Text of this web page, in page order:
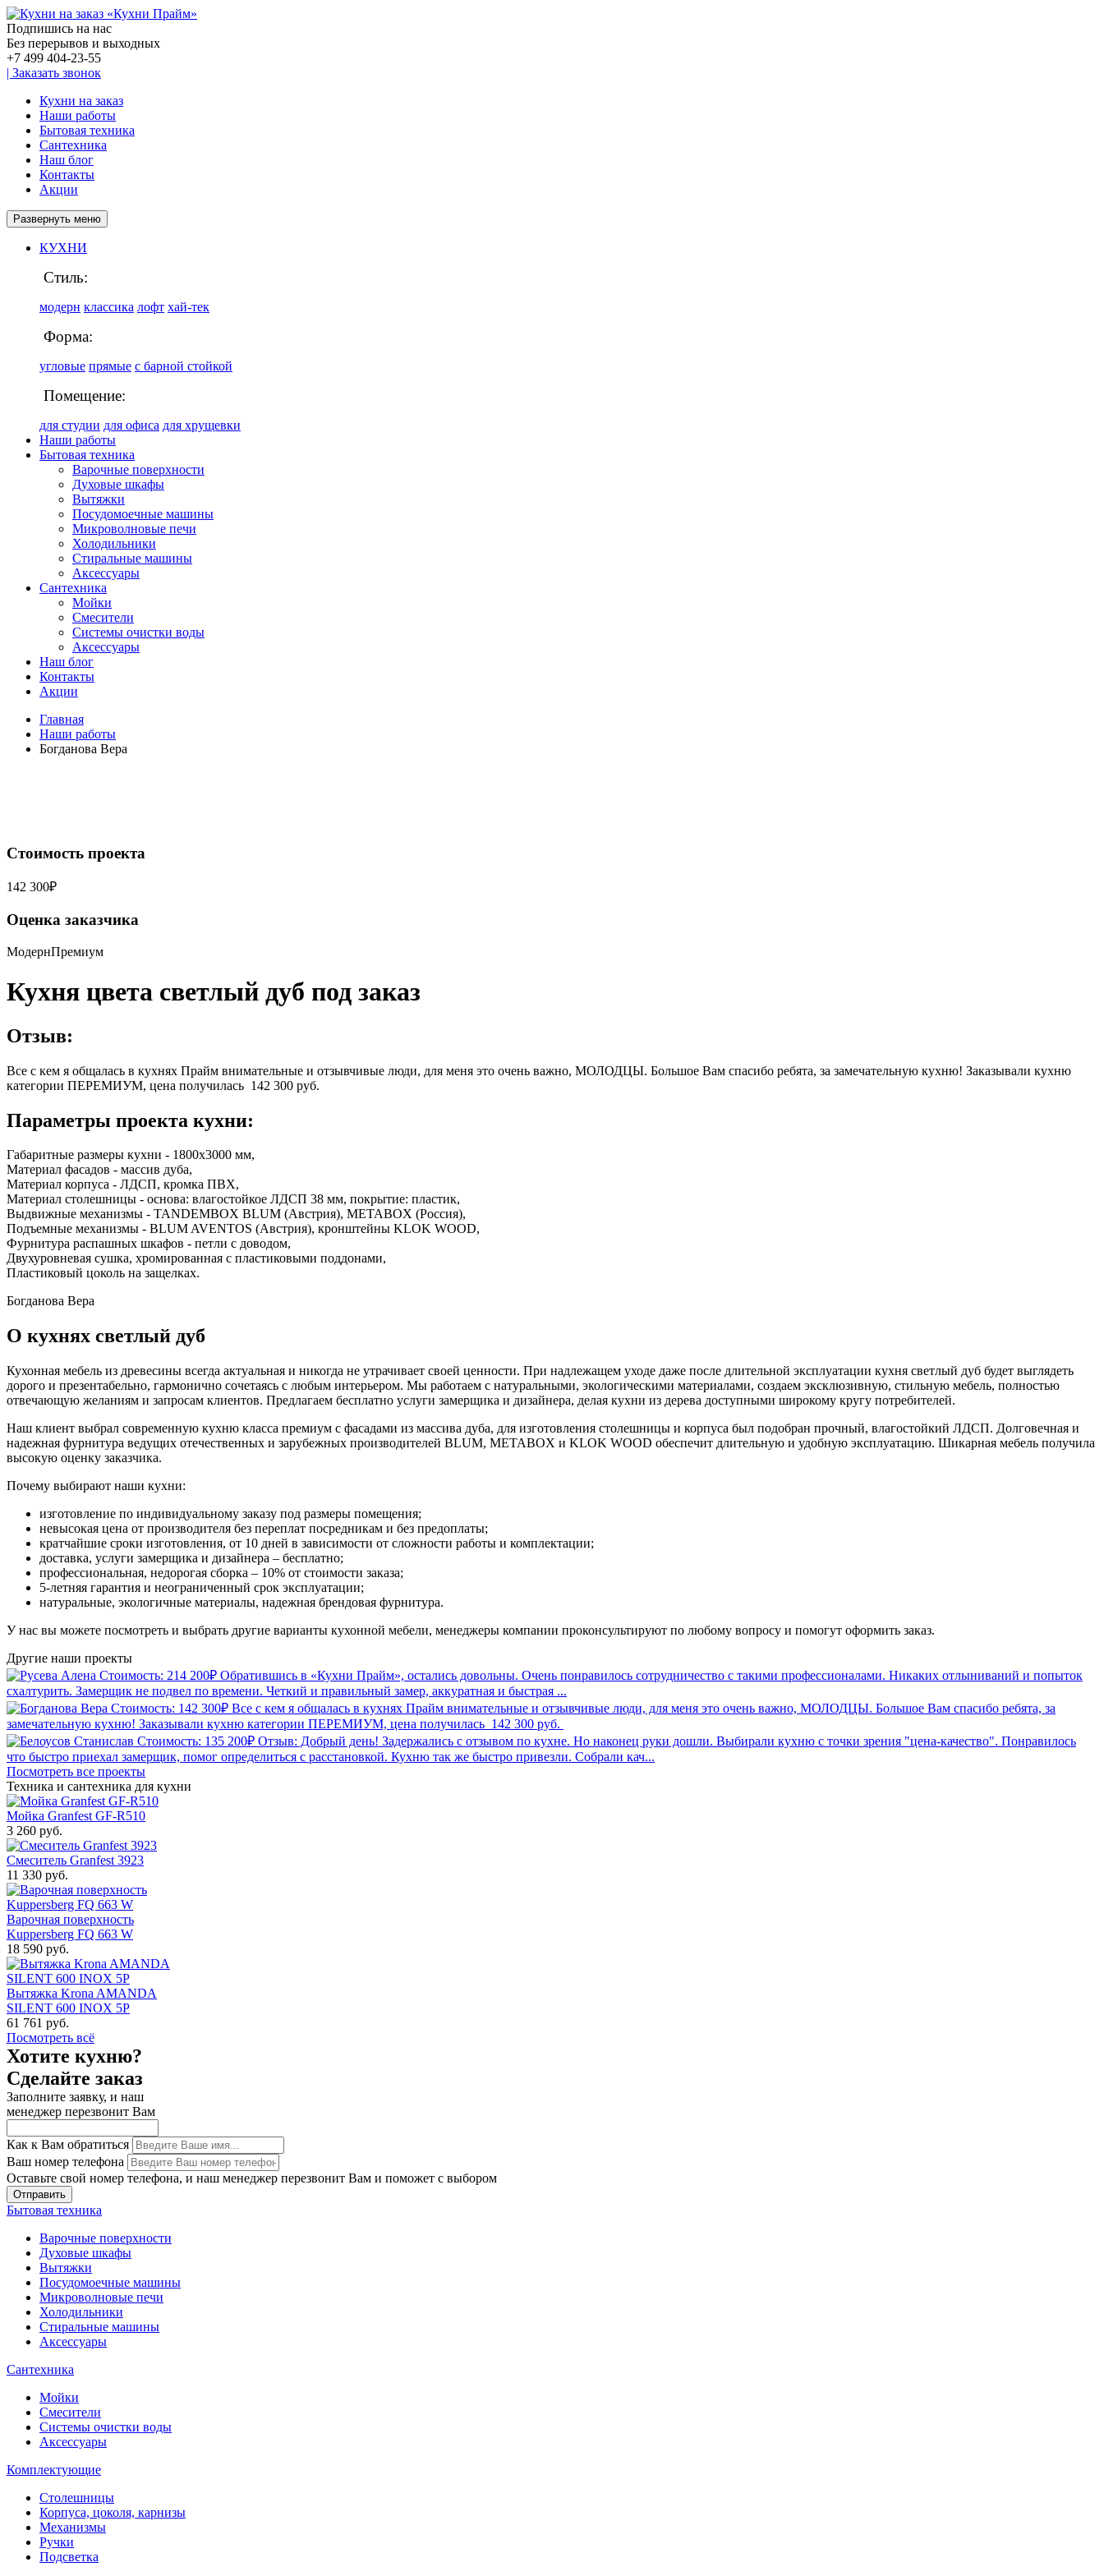
Подпишись на нас
Без перерывов и выходных
+7 499 404-23-55
| Заказать звонок
Кухни на заказ
Наши работы
Бытовая техника
Сантехника
Наш блог
Контакты
Акции
Развернуть меню
КУХНИ
Стиль:
модерн классика лофт хай-тек
Форма:
угловые прямые с барной стойкой
Помещение:
для студии для офиса для хрущевки
Наши работы
Бытовая техника
Варочные поверхности
Духовые шкафы
Вытяжки
Посудомоечные машины
Микроволновые печи
Холодильники
Стиральные машины
Аксессуары
Сантехника
Мойки
Смесители
Системы очистки воды
Аксессуары
Наш блог
Контакты
Акции
Главная
Наши работы
Богданова Вера
Стоимость проекта
142 300₽
Оценка заказчика
МодернПремиум
Кухня цвета светлый дуб под заказ
Отзыв:
Все с кем я общалась в кухнях Прайм внимательные и отзывчивые люди, для меня это очень важно, МОЛОДЦЫ. Большое Вам спасибо ребята, за замечательную кухню! Заказывали кухню
категории ПЕРЕМИУМ, цена получилась 142 300 руб.
Параметры проекта кухни:
Габаритные размеры кухни - 1800х3000 мм,
Материал фасадов - массив дуба,
Материал корпуса - ЛДСП, кромка ПВХ,
Материал столешницы - основа: влагостойкое ЛДСП 38 мм, покрытие: пластик,
Выдвижные механизмы - TANDEMBOX BLUM (Австрия), METABOX (Россия),
Подъемные механизмы - BLUM AVENTOS (Австрия), кронштейны KLOK WOOD,
Фурнитура распашных шкафов - петли с доводом,
Двухуровневая сушка, хромированная с пластиковыми поддонами,
Пластиковый цоколь на защелках.
Богданова Вера
О кухнях светлый дуб
Кухонная мебель из древесины всегда актуальная и никогда не утрачивает своей ценности. При надлежащем уходе даже после длительной эксплуатации кухня светлый дуб будет выглядеть
дорого и презентабельно, гармонично сочетаясь с любым интерьером. Мы работаем с натуральными, экологическими материалами, создаем эксклюзивную, стильную мебель, полностью
отвечающую желаниям и запросам клиентов. Предлагаем бесплатно услуги замерщика и дизайнера, делая кухни из дерева доступными широкому кругу потребителей.
Наш клиент выбрал современную кухню класса премиум с фасадами из массива дуба, для изготовления столешницы и корпуса был подобран прочный, влагостойкий ЛДСП. Долговечная и
надежная фурнитура ведущих отечественных и зарубежных производителей BLUM, METABOX и KLOK WOOD обеспечит длительную и удобную эксплуатацию. Шикарная мебель получила
высокую оценку заказчика.
Почему выбирают наши кухни:
изготовление по индивидуальному заказу под размеры помещения;
невысокая цена от производителя без переплат посредникам и без предоплаты;
кратчайшие сроки изготовления, от 10 дней в зависимости от сложности работы и комплектации;
доставка, услуги замерщика и дизайнера – бесплатно;
профессиональная, недорогая сборка – 10% от стоимости заказа;
5-летняя гарантия и неограниченный срок эксплуатации;
натуральные, экологичные материалы, надежная брендовая фурнитура.
У нас вы можете посмотреть и выбрать другие варианты кухонной мебели, менеджеры компании проконсультируют по любому вопросу и помогут оформить заказ.
Другие наши проекты
Стоимость: 214 200₽ Обратившись в «Кухни Прайм», остались довольны. Очень понравилось сотрудничество с такими профессионалами. Никаких отлыниваний и попыток
схалтурить. Замерщик не подвел по времени. Четкий и правильный замер, аккуратная и быстрая ...
Стоимость: 142 300₽ Все с кем я общалась в кухнях Прайм внимательные и отзывчивые люди, для меня это очень важно, МОЛОДЦЫ. Большое Вам спасибо ребята, за
замечательную кухню! Заказывали кухню категории ПЕРЕМИУМ, цена получилась 142 300 руб.
Стоимость: 135 200₽ Отзыв: Добрый день! Задержались с отзывом по кухне. Но наконец руки дошли. Выбирали кухню с точки зрения "цена-качество". Понравилось
что быстро приехал замерщик, помог определиться с расстановкой. Кухню так же быстро привезли. Собрали кач...
Посмотреть все проекты
Техника и сантехника для кухни
Мойка Granfest GF-R510
3 260 руб.
Смеситель Granfest 3923
11 330 руб.
Варочная поверхность
Kuppersberg FQ 663 W
18 590 руб.
Вытяжка Krona AMANDA
SILENT 600 INOX 5P
61 761 руб.
Посмотреть всё
Хотите кухню?
Сделайте заказ
Заполните заявку, и наш
менеджер перезвонит Вам
Как к Вам обратиться
Ваш номер телефона
Оставьте свой номер телефона, и наш менеджер перезвонит Вам и поможет с выбором
Отправить
Бытовая техника
Варочные поверхности
Духовые шкафы
Вытяжки
Посудомоечные машины
Микроволновые печи
Холодильники
Стиральные машины
Аксессуары
Сантехника
Мойки
Смесители
Системы очистки воды
Аксессуары
Комплектующие
Столешницы
Корпуса, цоколя, карнизы
Механизмы
Ручки
Подсветка